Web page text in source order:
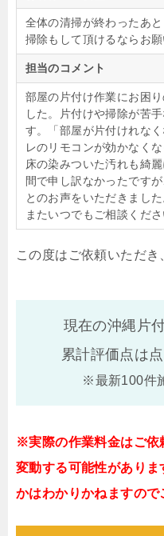
全体の清掃が終わったあ
掃除もして頂けるならお
担当のコメント
部屋の片付け作業にお困
した。片付けや掃除が苦
す。「部屋が片付けれな
レのリモコンが効かなく
床の染みついた汚れも綺
間で申し訳なかったです
とのお声をいただきまし
またいつでもご相談くださ
この度はご依頼いただき
現在の沖縄片
累計評価点は
※最新100件
※実際の作業料金はご依
変動する可能性がありま
かはわかりかねますので